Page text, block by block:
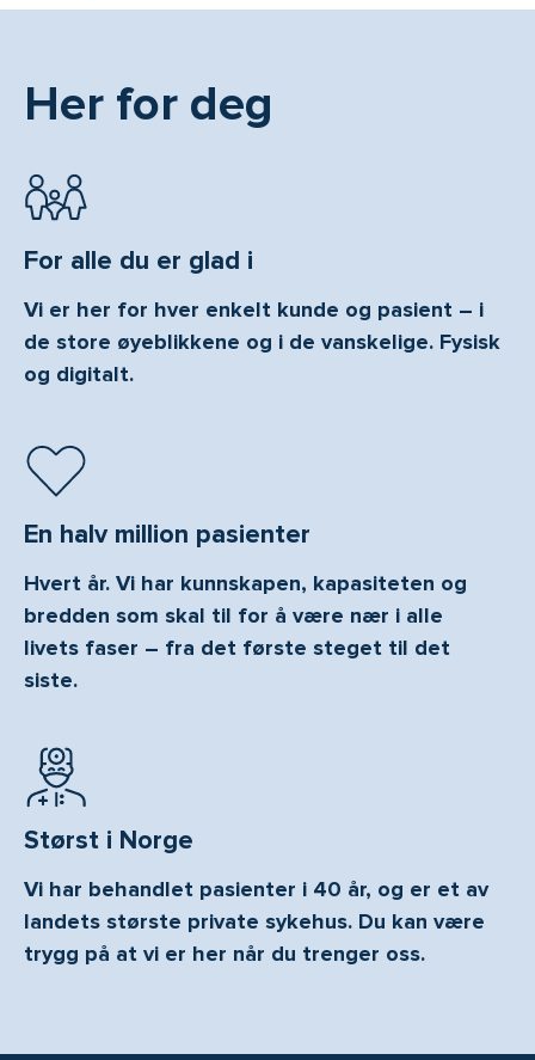
Her for deg
For alle du er glad i
Vi er her for hver enkelt kunde og pasient – i
de store øyeblikkene og i de vanskelige. Fysisk
og digitalt.
En halv million pasienter
Hvert år. Vi har kunnskapen, kapasiteten og
bredden som skal til for å være nær i alle
livets faser – fra det første steget til det
siste.
Størst i Norge
Vi har behandlet pasienter i 40 år, og er et av
landets største private sykehus. Du kan være
trygg på at vi er her når du trenger oss.